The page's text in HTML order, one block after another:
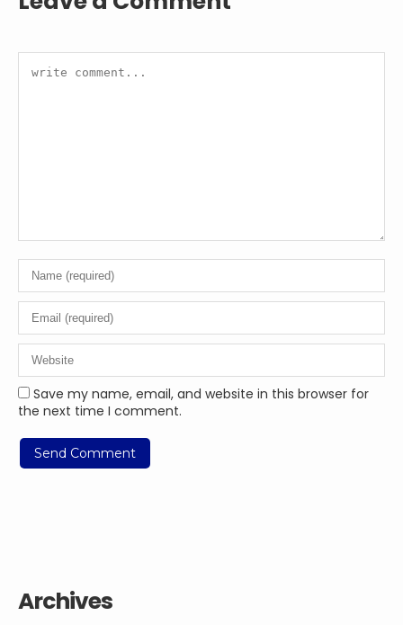
Save my name, email, and website in this browser for
the next time I comment.
Archives